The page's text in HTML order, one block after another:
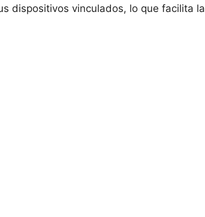
dispositivos vinculados, lo que facilita la